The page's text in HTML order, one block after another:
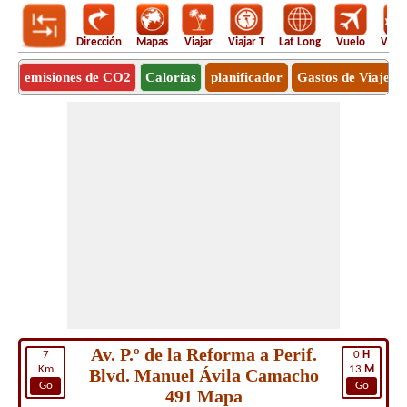
Dirección Mapas Viajar Viajar T Lat Long Vuelo
emisiones de CO2 Calorías planificador Gastos de Viaje
7
Km
Go
0 H
13 M
Go
Av. P.º de la Reforma a Perif.
Blvd. Manuel Ávila Camacho
491 Mapa